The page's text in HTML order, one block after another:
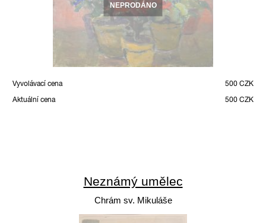
NEPRODÁNO
Vyvolávací cena
500 CZK
Aktuální cena
500 CZK
Neznámý umělec
Chrám sv. Mikuláše